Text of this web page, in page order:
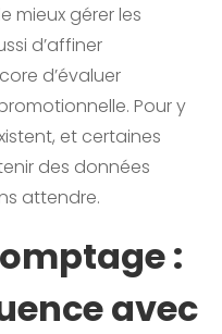
mieux gérer les
d’affiner
d’évaluer
Pour y
et certaines
des données
attendre.
:
avec